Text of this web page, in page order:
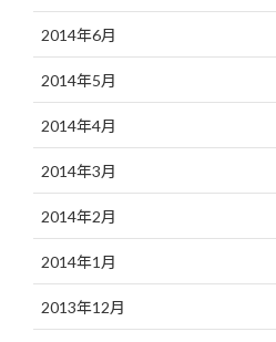
2014年6月
2014年5月
2014年4月
2014年3月
2014年2月
2014年1月
2013年12月